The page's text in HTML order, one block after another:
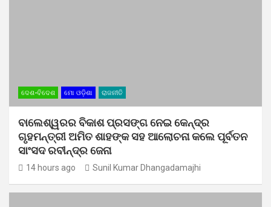
ଦେଶ-ବିଦେଶ ମୋ ଓଡ଼ିଶା ରାଜନୀତି
ବାଲେଶ୍ୱରର ବିକାଶ ପ୍ରସଙ୍ଗ ନେଇ କେନ୍ଦ୍ର
ଗୃହମନ୍ତ୍ରୀ ଅମିତ ଶାହଙ୍କ ସହ ଆଲୋଚନା କଲେ ପୂର୍ବତନ
ସାଂସଦ ରବୀନ୍ଦ୍ର ଜେନା
14 hours ago Sunil Kumar Dhangadamajhi